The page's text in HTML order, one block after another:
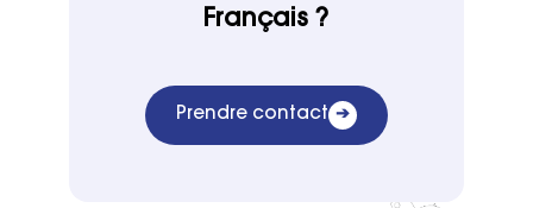
Français ?
Prendre contact ➔